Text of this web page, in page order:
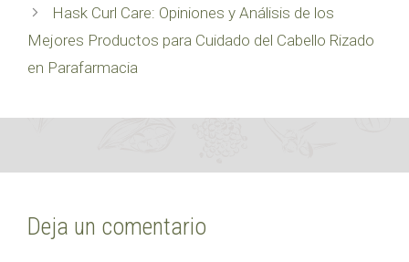
Hask Curl Care: Opiniones y Análisis de los
Mejores Productos para Cuidado del Cabello Rizado
en Parafarmacia
Deja un comentario